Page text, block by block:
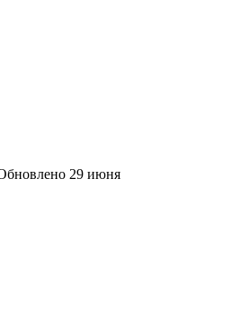
29 июня